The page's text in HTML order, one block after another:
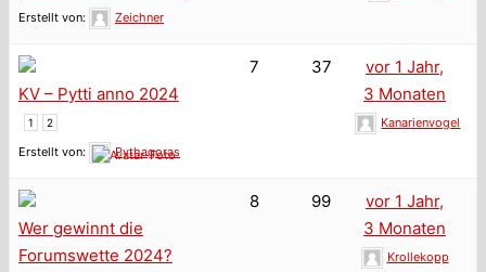
Erstellt von: Zeichner
KV – Pytti anno 2024
1 2
Erstellt von: Pythagoras
7 37
vor 1 Jahr,
3 Monaten
Kanarienvogel
Wer gewinnt die
Forumswette 2024?
8 99
vor 1 Jahr,
3 Monaten
Krollekopp